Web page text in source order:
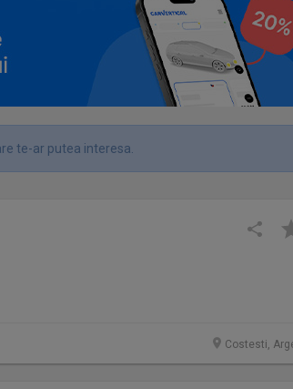
te-ar putea interesa.
Costesti,